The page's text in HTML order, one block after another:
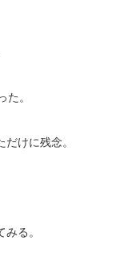
。
けに残念。
る。